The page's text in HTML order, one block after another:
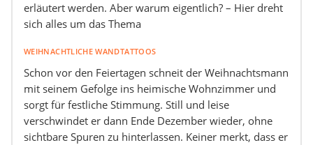
erläutert werden. Aber warum eigentlich? – Hier dreht
sich alles um das Thema
WEIHNACHTLICHE WANDTATTOOS
Schon vor den Feiertagen schneit der Weihnachtsmann
mit seinem Gefolge ins heimische Wohnzimmer und
sorgt für festliche Stimmung. Still und leise
verschwindet er dann Ende Dezember wieder, ohne
sichtbare Spuren zu hinterlassen. Keiner merkt, dass er